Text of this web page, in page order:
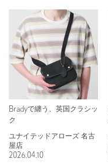
Bradyで纏う、英国クラシッ
ク
ユナイテッドアローズ 名古
屋店
2026.04.10